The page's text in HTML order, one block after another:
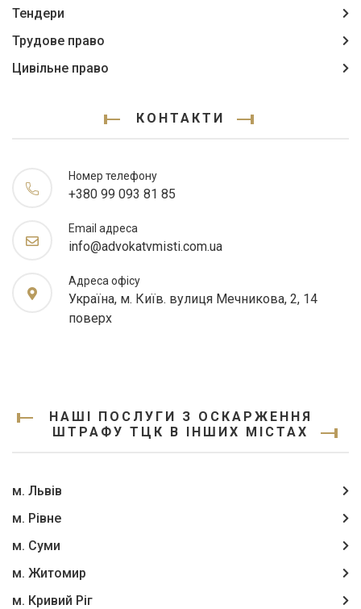
Тендери
Трудове право
Цивільне право
КОНТАКТИ
Номер телефону
+380 99 093 81 85
Email адреса
info@advokatvmisti.com.ua
Адреса офісу
Україна, м. Київ. вулиця Мечникова, 2, 14
поверх
НАШІ ПОСЛУГИ З ОСКАРЖЕННЯ
ШТРАФУ ТЦК В ІНШИХ МІСТАХ
м. Львів
м. Рівне
м. Суми
м. Житомир
м. Кривий Ріг